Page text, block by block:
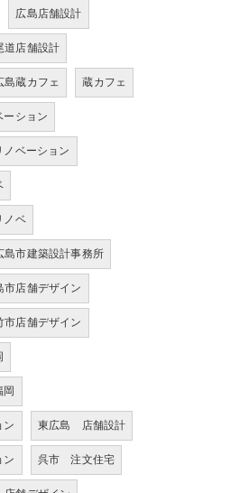
広島店舗設計
道店舗設計
島蔵カフェ 蔵カフェ
ーション
ノベーション
ノベ
島市建築設計事務所
市店舗デザイン
市店舗デザイン
ン 東広島 店舗設計
ン 呉市 注文住宅